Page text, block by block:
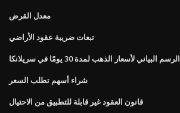
معدل القرض
تبعات ضريبة عقود الأراضي
الرسم البياني لأسعار الذهب لمدة 30 يومًا في سريلانكا
شراء أسهم تطلب السعر
قانون العقود غير قابلة للتطبيق من الاحتيال